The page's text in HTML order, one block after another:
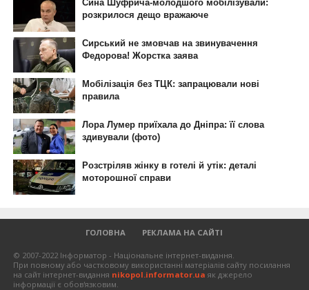
ГОЛОВНА РЕКЛАМА НА САЙТІ
© 2007-2022 Інформатор - Національне інтернет-видання.
При повному або частковому використанні матеріалів сайту посилання
на сайт інтернет-видання nikopol.informator.ua як джерело
інформації є обов'язковим.